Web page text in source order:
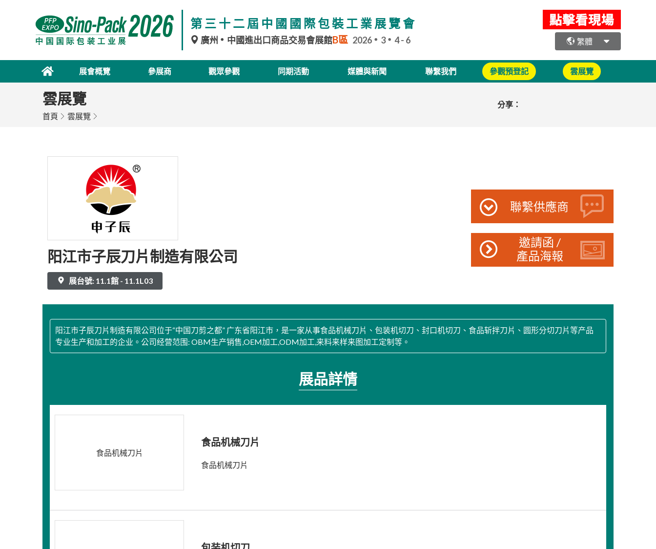
第三十二屆中國國際包裝工業展覽會
廣州 中國進出口商品交易會展館B區 2026 3 4 - 6 繁體
展會概覽 參展商 觀眾參觀 同期活動 媒體與新聞 聯繫我們 參觀預登記 雲展覽
雲展覽
首頁 雲展覽
分享：
阳江市子辰刀片制造有限公司
展台號: 11.1館 - 11.1L03
聯繫供應商
邀請函 /
產品海報
阳江市子辰刀片制造有限公司位于“中国刀剪之都” 广东省阳江市，是一家从事食品机械刀片、包装机切刀、封口机切刀、食品斩拌刀片、圆形分切刀片等产品
专业生产和加工的企业。公司经营范围: OBM生产销售,OEM加工,ODM加工,来料来样来图加工定制等。
展品詳情
食品机械刀片
食品机械刀片
食品机械刀片